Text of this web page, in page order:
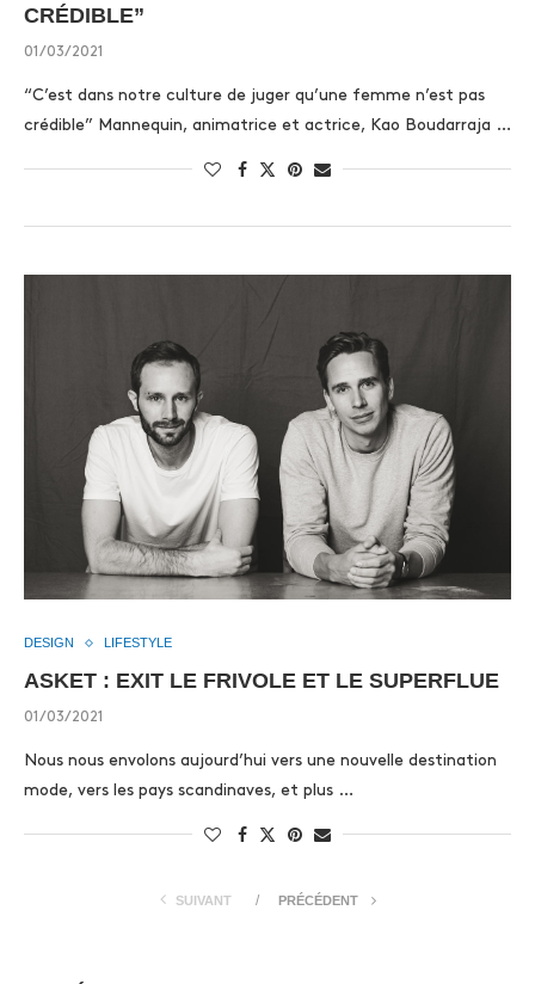
CRÉDIBLE”
01/03/2021
“C’est dans notre culture de juger qu’une femme n’est pas
crédible” Mannequin, animatrice et actrice, Kao Boudarraja …
DESIGN LIFESTYLE
ASKET : EXIT LE FRIVOLE ET LE SUPERFLUE
01/03/2021
Nous nous envolons aujourd’hui vers une nouvelle destination
mode, vers les pays scandinaves, et plus …
SUIVANT PRÉCÉDENT